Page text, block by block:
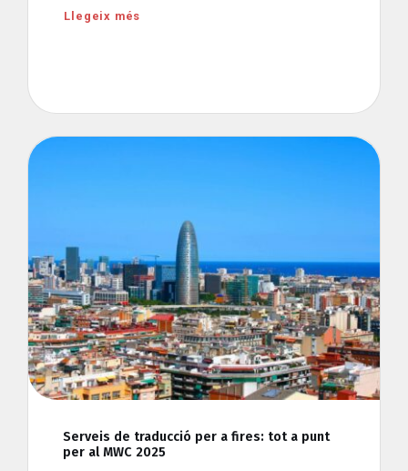
Llegeix més
Serveis de traducció per a fires: tot a punt
per al MWC 2025